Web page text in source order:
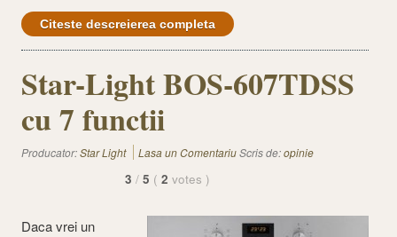
Citeste descreierea completa
Star-Light BOS-607TDSS
cu 7 functii
Producator:Star Light Lasa un ComentariuScris de:opinie
3 / 5 ( 2 votes )
Daca vrei un